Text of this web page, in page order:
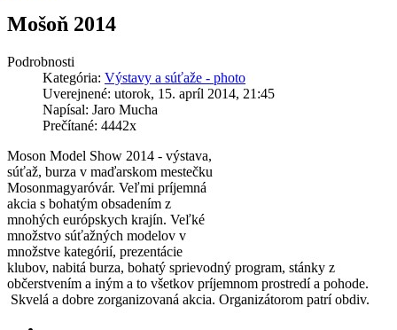
Mošoň 2014
Podrobnosti
Kategória: Výstavy a súťaže - photo
Uverejnené: utorok, 15. apríl 2014, 21:45
Napísal: Jaro Mucha
Prečítané: 4442x
Moson Model Show 2014 - výstava,
súťaž, burza v maďarskom mestečku
Mosonmagyaróvár. Veľmi príjemná
akcia s bohatým obsadením z
mnohých európskych krajín. Veľké
množstvo súťažných modelov v
množstve kategórií, prezentácie
klubov, nabitá burza, bohatý sprievodný program, stánky z
občerstvením a iným a to všetkov príjemnom prostredí a pohode.
Skvelá a dobre zorganizovaná akcia. Organizátorom patrí obdiv.